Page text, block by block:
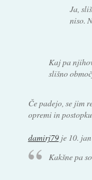
Ja,
niso.
Kaj pa
slišno
Če padejo, se jim
opremi in
damirj79je 10.
Kakšne pa